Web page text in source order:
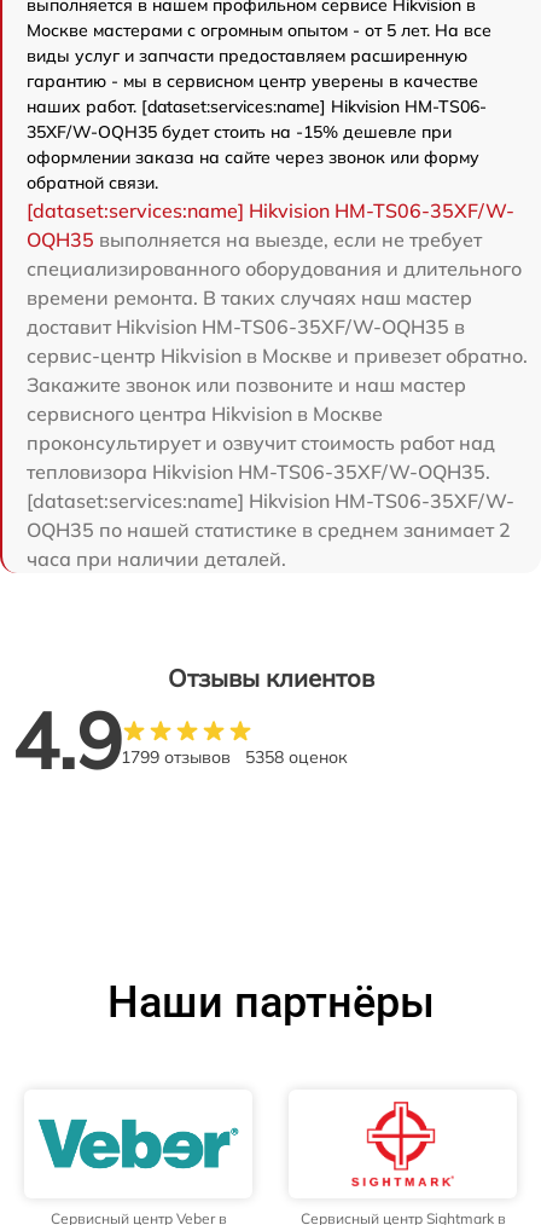
выполняется в нашем профильном сервисе Hikvision в
Москве мастерами с огромным опытом - от 5 лет. На все
виды услуг и запчасти предоставляем расширенную
гарантию - мы в сервисном центр уверены в качестве
наших работ. [dataset:services:name] Hikvision HM-TS06-
35XF/W-OQH35 будет стоить на -15% дешевле при
оформлении заказа на сайте через звонок или форму
обратной связи.
[dataset:services:name] Hikvision HM-TS06-35XF/W-
OQH35 выполняется на выезде, если не требует
специализированного оборудования и длительного
времени ремонта. В таких случаях наш мастер
доставит Hikvision HM-TS06-35XF/W-OQH35 в
сервис-центр Hikvision в Москве и привезет обратно.
Закажите звонок или позвоните и наш мастер
сервисного центра Hikvision в Москве
проконсультирует и озвучит стоимость работ над
тепловизора Hikvision HM-TS06-35XF/W-OQH35.
[dataset:services:name] Hikvision HM-TS06-35XF/W-
OQH35 по нашей статистике в среднем занимает 2
часа при наличии деталей.
Отзывы клиентов
4.91799 отзывов 5358 оценок
Наши партнёры
Сервисный центр Veber в
Сервисный центр Sightmark в